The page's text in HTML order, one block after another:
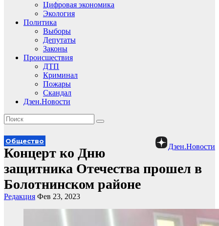
Цифровая экономика
Экология
Политика
Выборы
Депутаты
Законы
Происшествия
ДТП
Криминал
Пожары
Скандал
Дзен.Новости
Дзен.Новости
Общество
Концерт ко Дню
защитника Отечества прошел в
Болотнинском районе
Редакция Фев 23, 2023